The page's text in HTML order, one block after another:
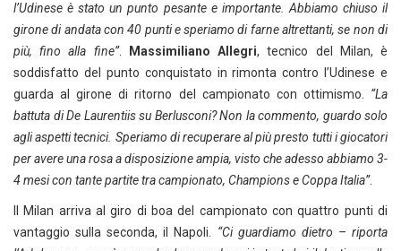
l’Udinese è stato un punto pesante e importante. Abbiamo chiuso il
girone di andata con 40 punti e speriamo di farne altrettanti, se non di
più, fino alla fine”. Massimiliano Allegri, tecnico del Milan, è
soddisfatto del punto conquistato in rimonta contro l’Udinese e
guarda al girone di ritorno del campionato con ottimismo. “La
battuta di De Laurentiis su Berlusconi? Non la commento, guardo solo
agli aspetti tecnici. Speriamo di recuperare al più presto tutti i giocatori
per avere una rosa a disposizione ampia, visto che adesso abbiamo 3-
4 mesi con tante partite tra campionato, Champions e Coppa Italia”.
Il Milan arriva al giro di boa del campionato con quattro punti di
vantaggio sulla seconda, il Napoli. “Ci guardiamo dietro – riporta